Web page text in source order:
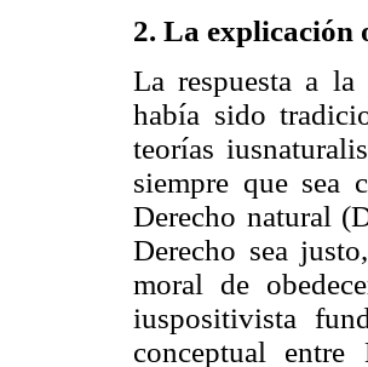
2. La explicación
La respuesta a
había sido
teorías
siempre que sea
Derecho natural
Derecho sea
moral de
iuspositivista
conceptual